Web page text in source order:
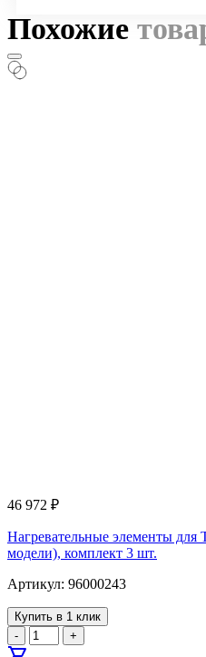
Похожие
46 972 ₽
Нагревательные элементы для
модели), комплект 3 шт.
Артикул: 96000243
Купить в 1 клик
-
+